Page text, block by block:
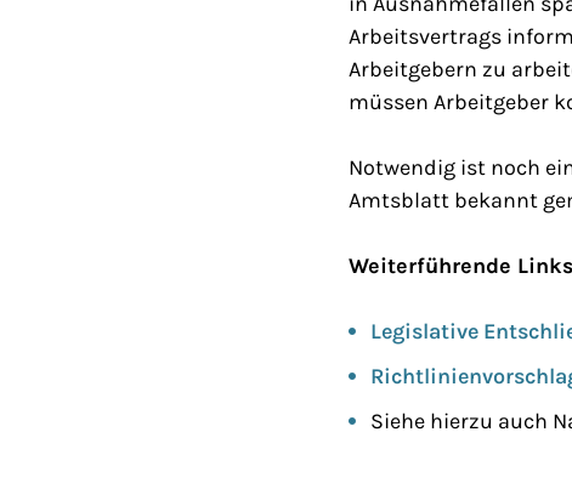
Arbeitsvertrags
Arbeitgebern zu
müssen Arbeitgeber
Notwendig ist noch
Amtsblatt bekannt
Weiterführende
Legislative
Siehe hierzu auch